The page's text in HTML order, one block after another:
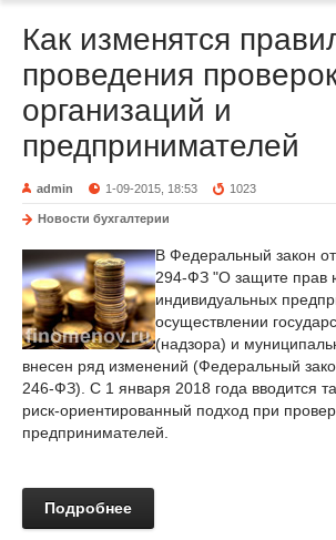
Как изменятся
проведения
организаций и
предпринимателей
admin 1-09-2015, 18:53 1023
Новости бухгалтерии
В Федеральный закон
294-ФЗ "О защите прав
индивидуальных
осуществлении
(надзора) и
внесен ряд изменений (Федеральный
246-ФЗ). С 1 января 2018 года вводится
риск-ориентированный подход при
предпринимателей.
Подробнее